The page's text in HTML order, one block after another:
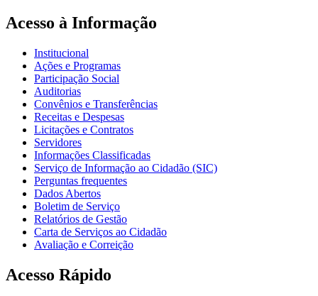
Acesso à Informação
Institucional
Ações e Programas
Participação Social
Auditorias
Convênios e Transferências
Receitas e Despesas
Licitações e Contratos
Servidores
Informações Classificadas
Serviço de Informação ao Cidadão (SIC)
Perguntas frequentes
Dados Abertos
Boletim de Serviço
Relatórios de Gestão
Carta de Serviços ao Cidadão
Avaliação e Correição
Acesso Rápido